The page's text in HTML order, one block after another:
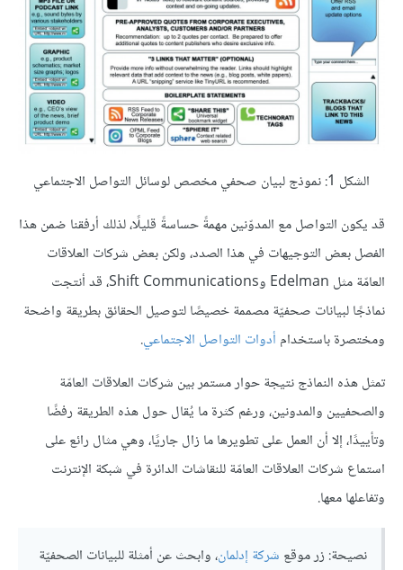
الشكل 1: نموذج لبيان صحفي مخصص لوسائل التواصل الاجتماعي
قد يكون التواصل مع المدوّنين مهمةً حساسةً قليلًا، لذلك أرفقنا ضمن هذا
الفصل بعض التوجيهات في هذا الصدد، ولكن بعض شركات العلاقات
العامّة مثل Edelman وShift Communications، قد أنتجت
نماذجًا لبيانات صحفيّة مصممة خصيصًا لتوصيل الحقائق بطريقة واضحة
ومختصرة باستخدام أدوات التواصل الاجتماعي.
تمثل هذه النماذج نتيجة حوار مستمر بين شركات العلاقات العامّة
والصحفيين والمدونين، ورغم كثرة ما يُقال حول هذه الطريقة رفضًا
وتأييدًا، إلا أن العمل على تطويرها ما زال جاريًا، وهي مثال رائع على
استماع شركات العلاقات العامّة للنقاشات الدائرة في شبكة الإنترنت
وتفاعلها معها.
نصيحة: زر موقع شركة إدلمان، وابحث عن أمثلة للبيانات الصحفيّة